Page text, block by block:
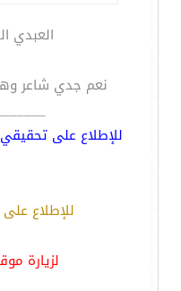
العبدي
نعم جدي شاعر
للإطلاع على
للإطلاع
لزيارة